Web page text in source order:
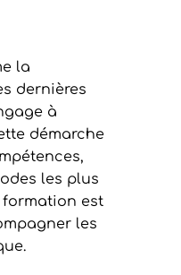
la
dernières
à
démarche
les plus
formation est
les